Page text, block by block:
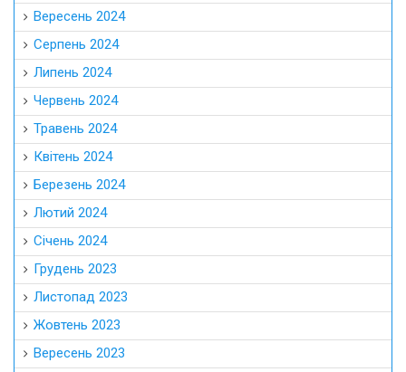
Вересень 2024
Серпень 2024
Липень 2024
Червень 2024
Травень 2024
Квітень 2024
Березень 2024
Лютий 2024
Січень 2024
Грудень 2023
Листопад 2023
Жовтень 2023
Вересень 2023